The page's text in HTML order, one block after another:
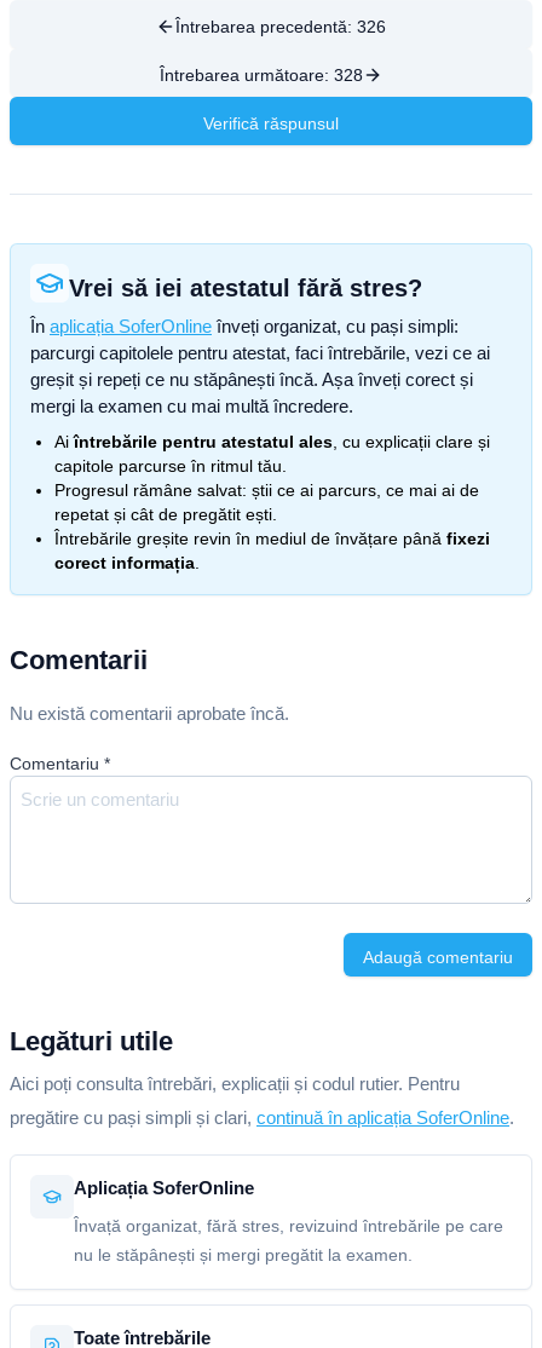
Întrebarea precedentă: 326
Întrebarea următoare: 328
Verifică răspunsul
Vrei să iei atestatul fără stres?
În aplicația SoferOnline înveți organizat, cu pași simpli:
parcurgi capitolele pentru atestat, faci întrebările, vezi ce ai
greșit și repeți ce nu stăpânești încă. Așa înveți corect și
mergi la examen cu mai multă încredere.
Aiîntrebările pentru atestatul ales , cu explicații clare și
capitole parcurse în ritmul tău.
Progresul rămâne salvat: știi ce ai parcurs, ce mai ai de
repetat și cât de pregătit ești.
Întrebările greșite revin în mediul de învățare până fixezi
corect informația
Comentarii
Nu există comentarii aprobate încă.
Comentariu *
Adaugă comentariu
Legături utile
Aici poți consulta întrebări, explicații și codul rutier. Pentru
pregătire cu pași simpli și clari, continuă în aplicația SoferOnline.
Aplicația SoferOnline
Învață organizat, fără stres, revizuind întrebările pe care
nu le stăpânești și mergi pregătit la examen.
Toate întrebările